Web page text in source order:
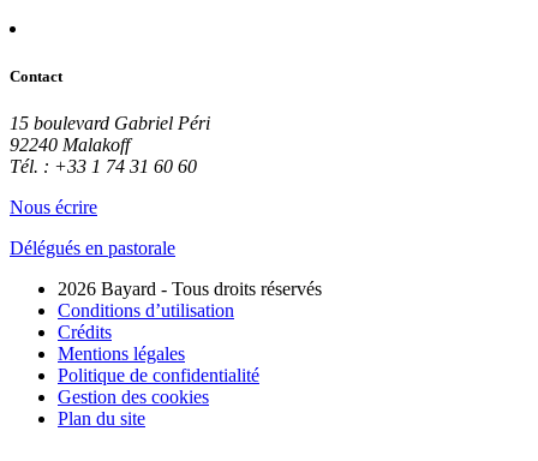
Contact
15 boulevard Gabriel Péri
92240 Malakoff
Tél. : +33 1 74 31 60 60
Nous écrire
Délégués en pastorale
2026 Bayard - Tous droits réservés
Conditions d’utilisation
Crédits
Mentions légales
Politique de confidentialité
Gestion des cookies
Plan du site